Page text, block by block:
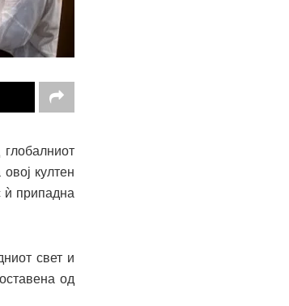
култен
ѝ припадна
свет и
од